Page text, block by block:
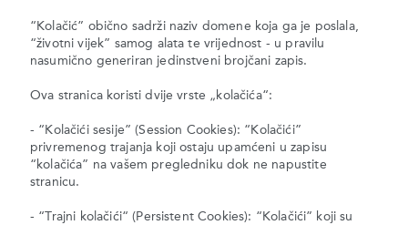
“Kolačić” obično sadrži naziv domene koja ga je poslala,
“životni vijek” samog alata te vrijednost - u pravilu
nasumično generiran jedinstveni brojčani zapis.
Ova stranica koristi dvije vrste „kolačića“:
- “Kolačići sesije” (Session Cookies): “Kolačići”
privremenog trajanja koji ostaju upamćeni u zapisu
“kolačića” na vašem pregledniku dok ne napustite
stranicu.
- “Trajni kolačići“ (Persistent Cookies): “Kolačići” koji su